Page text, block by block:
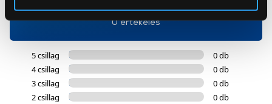
szolgáltatásaink biztosításához szükségesek. Az oldal
használatával Ön elfogadja a cookie-k használatát.
További információk:ÁSZFésAdatvédelem
0 értékelés
5 csillag
0 db
4 csillag
0 db
3 csillag
0 db
2 csillag
0 db